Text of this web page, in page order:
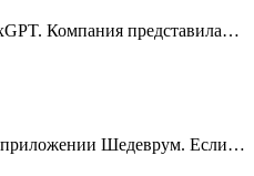
Компания представила…
в приложении Шедеврум. Если…